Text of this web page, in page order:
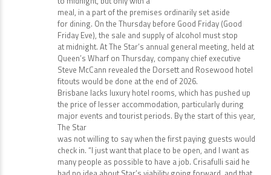
meal, in a part of the premises ordinarily set aside
for dining. On the Thursday before Good Friday (Good
Friday Eve), the sale and supply of alcohol must stop
at midnight. At The Star’s annual general meeting, held at
Queen’s Wharf on Thursday, company chief executive
Steve McCann revealed the Dorsett and Rosewood hotel
fitouts would be done at the end of 2026.
Brisbane lacks luxury hotel rooms, which has pushed up
the price of lesser accommodation, particularly during
major events and tourist periods. By the start of this year,
The Star
was not willing to say when the first paying guests would
check in. “I just want that place to be open, and I want as
many people as possible to have a job. Crisafulli said he